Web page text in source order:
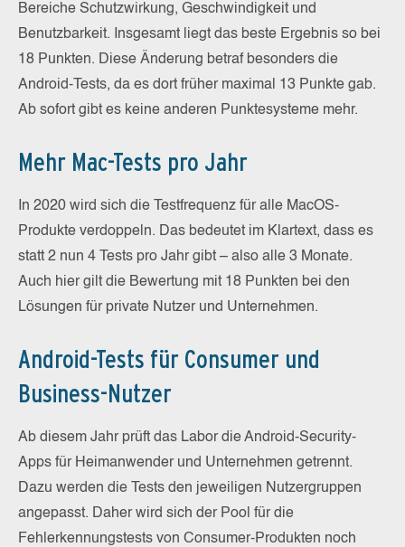
Bereiche Schutzwirkung, Geschwindigkeit und
Benutzbarkeit. Insgesamt liegt das beste Ergebnis so bei
18 Punkten. Diese Änderung betraf besonders die
Android-Tests, da es dort früher maximal 13 Punkte gab.
Ab sofort gibt es keine anderen Punktesysteme mehr.
Mehr Mac-Tests pro Jahr
In 2020 wird sich die Testfrequenz für alle MacOS-
Produkte verdoppeln. Das bedeutet im Klartext, dass es
statt 2 nun 4 Tests pro Jahr gibt – also alle 3 Monate.
Auch hier gilt die Bewertung mit 18 Punkten bei den
Lösungen für private Nutzer und Unternehmen.
Android-Tests für Consumer und
Business-Nutzer
Ab diesem Jahr prüft das Labor die Android-Security-
Apps für Heimanwender und Unternehmen getrennt.
Dazu werden die Tests den jeweiligen Nutzergruppen
angepasst. Daher wird sich der Pool für die
Fehlerkennungstests von Consumer-Produkten noch